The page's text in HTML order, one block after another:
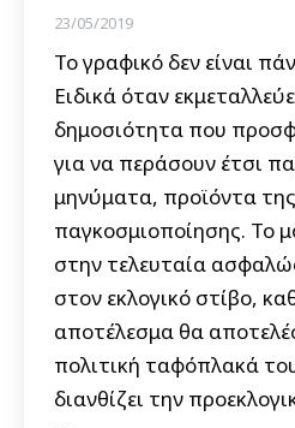
23/05/2019
Το γραφικό δεν είναι
Ειδικά όταν
δημοσιότητα που
για να περάσουν έτσι
μηνύματα, προϊόντα της
παγκοσμιοποίησης. Το
στην τελευταία
στον εκλογικό στίβο,
αποτέλεσμα θα
πολιτική ταφόπλακά
διανθίζει την